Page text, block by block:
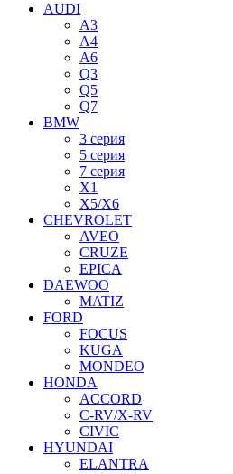
AUDI
A3
A4
A6
Q3
Q5
Q7
BMW
3 серия
5 серия
7 серия
X1
X5/X6
CHEVROLET
AVEO
CRUZE
EPICA
DAEWOO
MATIZ
FORD
FOCUS
KUGA
MONDEO
HONDA
ACCORD
C-RV/X-RV
CIVIC
HYUNDAI
ELANTRA